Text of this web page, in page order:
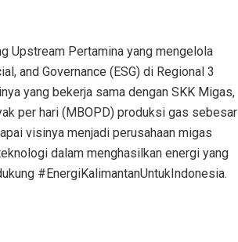
Upstream Pertamina yang mengelola
and Governance (ESG) di Regional 3
yang bekerja sama dengan SKK Migas,
per hari (MBOPD) produksi gas sebesar
visinya menjadi perusahaan migas
dalam menghasilkan energi yang
#EnergiKalimantanUntukIndonesia.